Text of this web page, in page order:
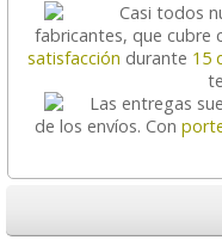
Casi todos
fabricantes, que cubre
satisfacción durante 15
Las entregas
de los envíos. Con